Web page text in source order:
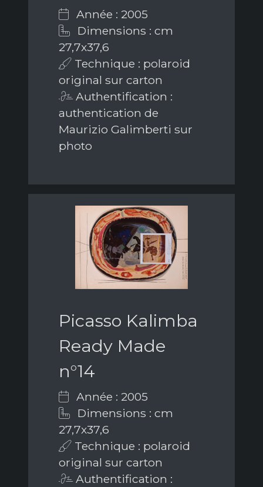
Année : 2005
Dimensions : cm
27,7x37,6
Technique : polaroid
original sur carton
Authentification :
authentication de
Maurizio Galimberti sur
photo
Picasso Kalimba
Ready Made
n°14
Année : 2005
Dimensions : cm
27,7x37,6
Technique : polaroid
original sur carton
Authentification :